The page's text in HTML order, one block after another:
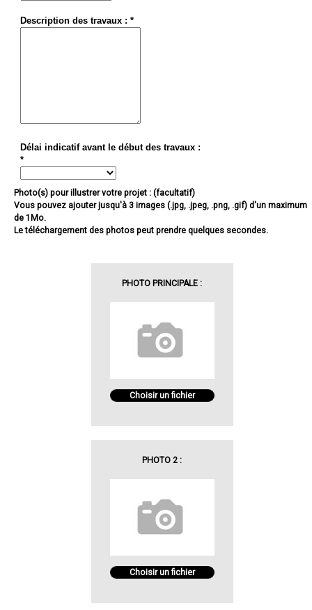
Description des travaux : *
Délai indicatif avant le début des travaux :
*
Photo(s) pour illustrer votre projet : (facultatif)
Vous pouvez ajouter jusqu'à 3 images (.jpg, .jpeg, .png, .gif) d'un maximum
de 1Mo.
Le téléchargement des photos peut prendre quelques secondes.
PHOTO PRINCIPALE :
Choisir un fichier
PHOTO 2 :
Choisir un fichier